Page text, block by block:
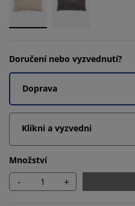
Doručení nebo vyzvednutí?
Doprava
Klikni a vyzvedni
Množství
- +